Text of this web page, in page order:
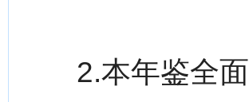
2.本年鉴全